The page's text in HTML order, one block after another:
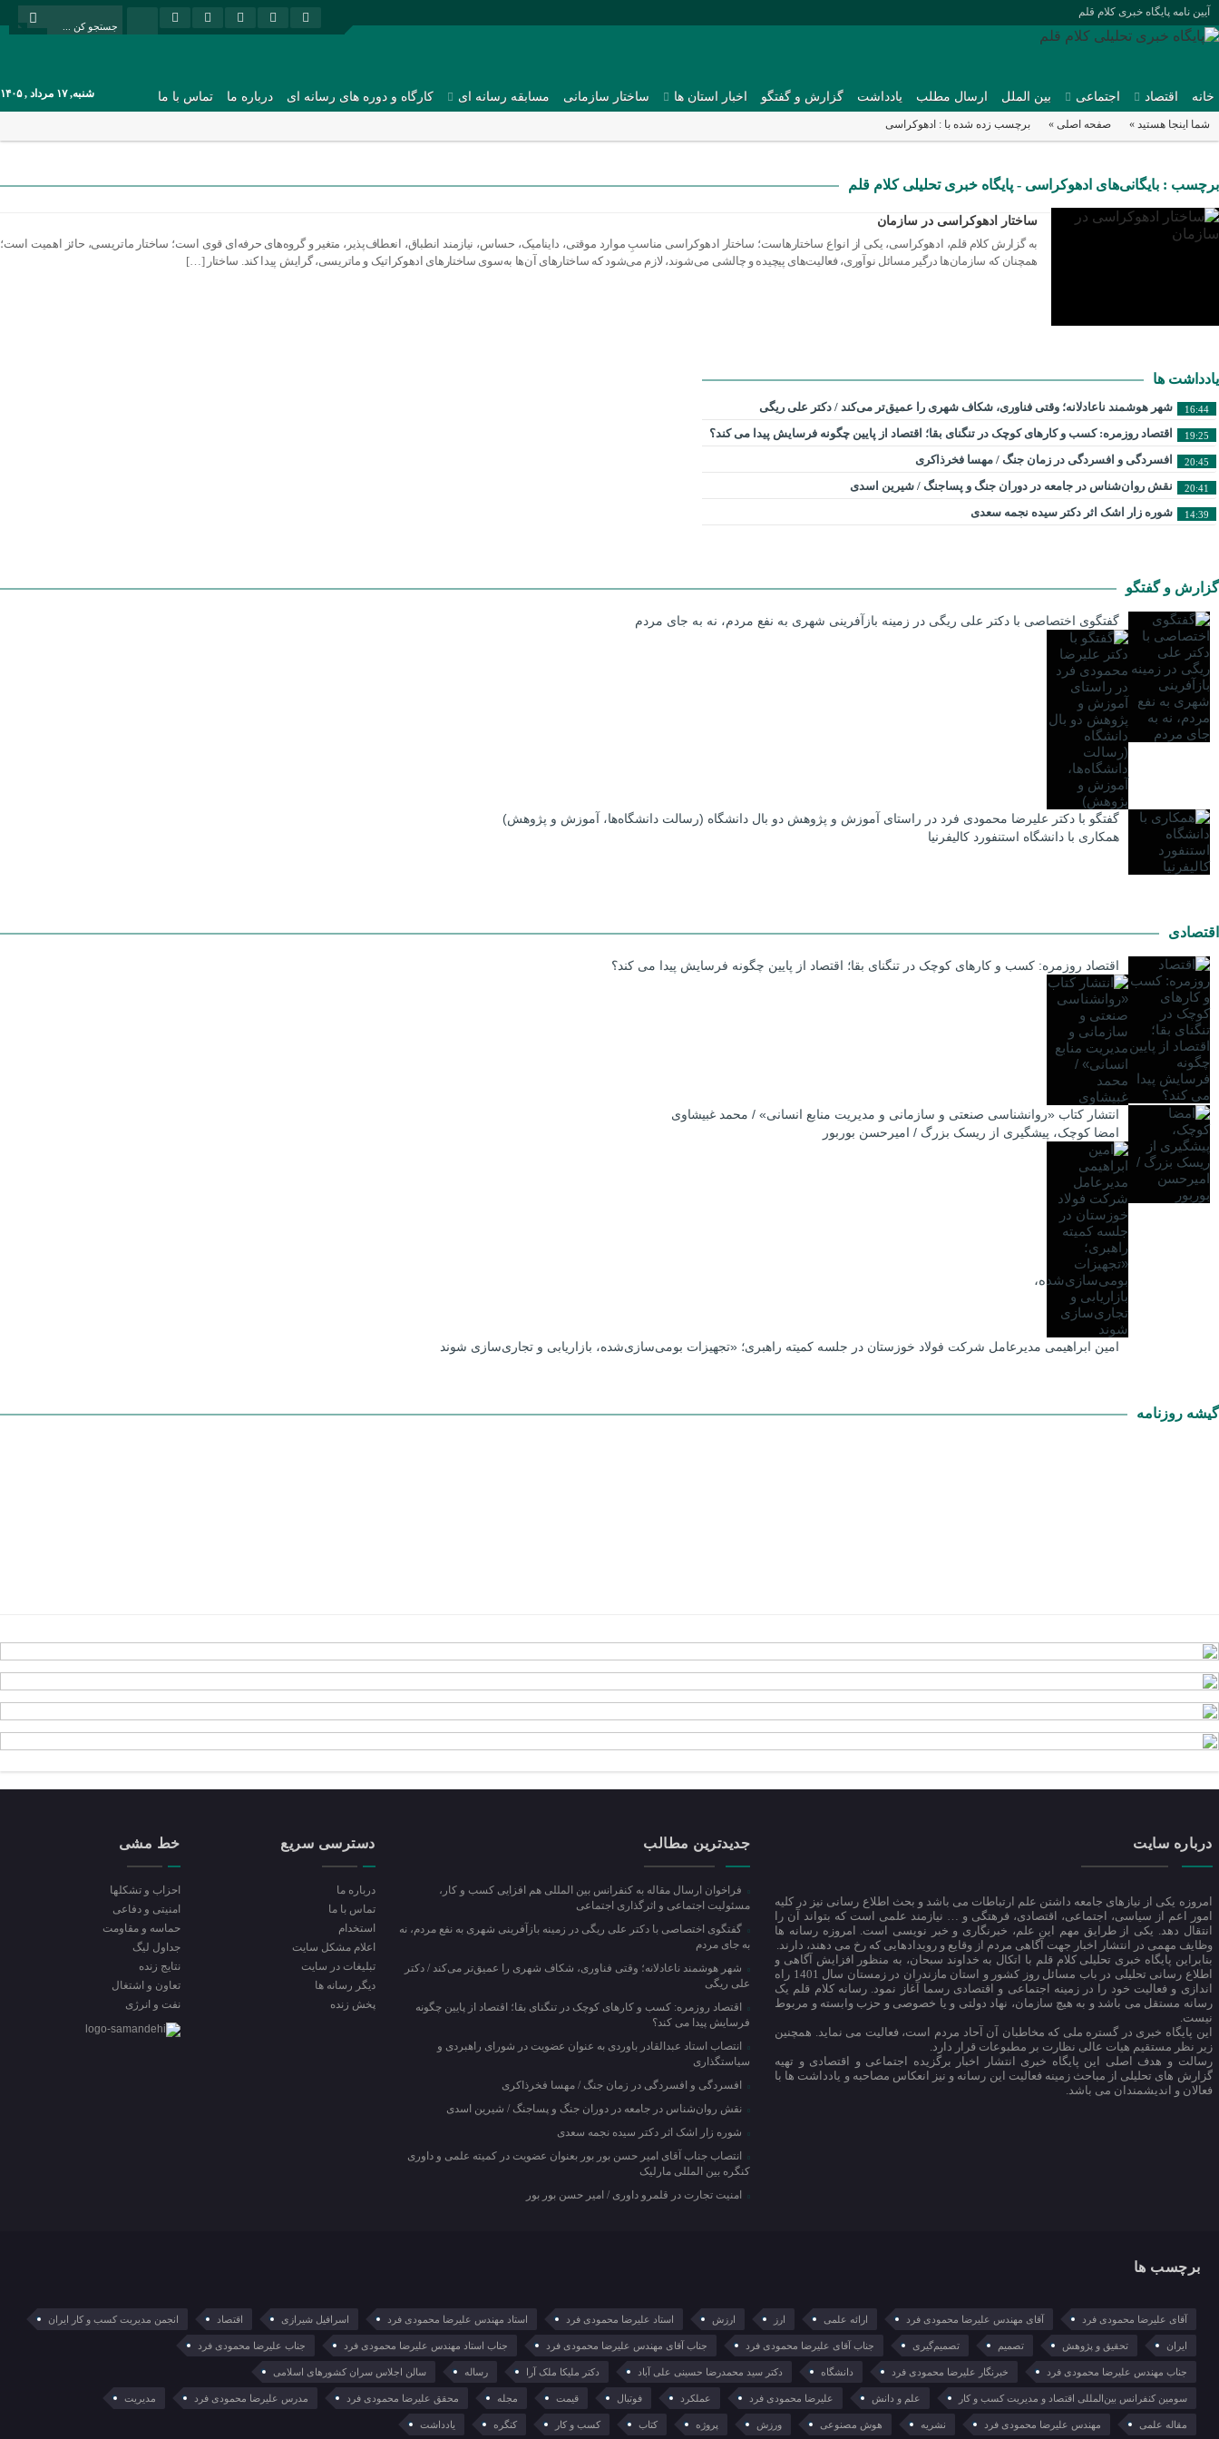
آیین نامه پایگاه خبری کلام قلم
خانه اقتصاد اجتماعی بین الملل ارسال مطلب یادداشت گزارش و گفتگو اخبار استان ها ساختار سازمانی مسابقه رسانه ای کارگاه و دوره های رسانه ای درباره ما تماس با ما شنبه, ۱۷ مرداد , ۱۴۰۵
شما اینجا هستید » صفحه اصلی » برچسب زده شده با : ادهوکراسی
برچسب : بایگانی‌های ادهوکراسی - پایگاه خبری تحلیلی کلام قلم
20 مارس 2024
ساختار ادهوکراسی در سازمان
به گزارش کلام قلم، ادهوکراسی، یکی از انواع ساختارهاست؛ ساختار ادهوکراسی مناسبِ موارد موقتی، داینامیک، حساس، نیازمند انطباق، انعطاف‌پذیر، متغیر و گروه‌های حرفه‌ای قوی است؛ ساختار ماتریسی، حائز اهمیت است؛
همچنان که سازمان‌ها درگیر مسائل نوآوری، فعالیت‌های پیچیده و چالشی می‌شوند، لازم می‌شود که ساختارهای آن‌ها به‌سوی ساختارهای ادهوکراتیک و ماتریسی، گرایش پیدا کند. ساختار […]
یادداشت ها
16:44 شهر هوشمند ناعادلانه؛ وقتی فناوری، شکاف شهری را عمیق‌تر می‌کند / دکتر علی ریگی
19:25 اقتصاد روزمره: کسب‌ و کارهای کوچک در تنگنای بقا؛ اقتصاد از پایین چگونه فرسایش پیدا می کند؟
20:45 افسردگی و افسردگی در زمان جنگ / مهسا فخرذاکری
20:41 نقش روان‌شناس در جامعه در دوران جنگ و پساجنگ / شیرین اسدی
14:39 شوره زار اشک اثر دکتر سیده نجمه سعدی
گزارش و گفتگو
گفتگوی اختصاصی با دکتر علی ریگی در زمینه بازآفرینی شهری به نفع مردم، نه به جای مردم
گفتگو با دکتر علیرضا محمودی فرد در راستای آموزش و پژوهش دو بال دانشگاه (رسالت دانشگاه‌ها، آموزش و پژوهش)
همکاری با دانشگاه استنفورد کالیفرنیا
اقتصادی
اقتصاد روزمره: کسب‌ و کارهای کوچک در تنگنای بقا؛ اقتصاد از پایین چگونه فرسایش پیدا می کند؟
انتشار کتاب «روانشناسی صنعتی و سازمانی و مدیریت منابع انسانی» / محمد غبیشاوی
امضا کوچک، پیشگیری از ریسک بزرگ / امیرحسن بوربور
امین ابراهیمی مدیرعامل شرکت فولاد خوزستان در جلسه کمیته راهبری؛ «تجهیزات بومی‌سازی‌شده، بازاریابی و تجاری‌سازی شوند
گیشه روزنامه
درباره سایت
امروزه یکی از نیازهای جامعه داشتن علم ارتباطات می باشد و بحث اطلاع رسانی نیز در کلیه
امور اعم از سیاسی، اجتماعی، اقتصادی، فرهتگی و … نیازمند علمی است که بتواند آن را
انتقال دهد. یکی از طرایق مهم این علم، خبرنگاری و خبر نویسی است. امروزه رسانه ها
وظایف مهمی در انتشار اخبار جهت آگاهی مردم از وقایع و رویدادهایی که رخ می دهند، دارند.
بنابراین پایگاه خبری تحلیلی کلام قلم با اتکال به خداوند سبحان، به منظور افزایش آگاهی و
اطلاع رسانی تحلیلی در باب مسائل روز کشور و استان مازندران در زمستان سال 1401 راه
اندازی و فعالیت خود را در زمینه اجتماعی و اقتصادی رسما آغاز نمود. رسانه کلام قلم یک
رسانه مستقل می باشد و به هیچ سازمان، نهاد دولتی و یا خصوصی و حزب وابسته و مربوط
نیست.
این پایگاه خبری در گستره ملی که مخاطبان آن آحاد مردم است، فعالیت می نماید. همچنین
زیر نظر مستقیم هیات عالی نظارت بر مطبوعات قرار دارد.
رسالت و هدف اصلی این پایگاه خبری انتشار اخبار برگزیده اجتماعی و اقتصادی و تهیه
گزارش های تحلیلی از مباحث زمینه فعالیت این رسانه و نیز انعکاس مصاحبه و یادداشت ها با
فعالان و اندیشمندان می باشد.
جدیدترین مطالب
فراخوان ارسال مقاله به کنفرانس بین المللی هم افزایی کسب و کار،
مسئولیت اجتماعی و اثرگذاری اجتماعی
گفتگوی اختصاصی با دکتر علی ریگی در زمینه بازآفرینی شهری به نفع مردم، نه
به جای مردم
شهر هوشمند ناعادلانه؛ وقتی فناوری، شکاف شهری را عمیق‌تر می‌کند / دکتر
علی ریگی
اقتصاد روزمره: کسب‌ و کارهای کوچک در تنگنای بقا؛ اقتصاد از پایین چگونه
فرسایش پیدا می کند؟
انتصاب استاد عبدالقادر باوردی به عنوان عضویت در شورای راهبردی و
سیاستگذاری
افسردگی و افسردگی در زمان جنگ / مهسا فخرذاکری
نقش روان‌شناس در جامعه در دوران جنگ و پساجنگ / شیرین اسدی
شوره زار اشک اثر دکتر سیده نجمه سعدی
انتصاب جناب آقای امیر حسن بور بور بعنوان عضویت در کمیته علمی و داوری
کنگره بین المللی مارلیک
امنیت تجارت در قلمرو داوری / امیر حسن بور بور
دسترسی سریع
درباره ما
تماس با ما
استخدام
اعلام مشکل سایت
تبلیغات در سایت
ديگر رسانه ها
پخش زنده
خط مشی
احزاب و تشکلها
امنیتی و دفاعی
حماسه و مقاومت
جداول لیگ
نتایج زنده
تعاون و اشتغال
نفت و انرژی
برچسب ها
آقای علیرضا محمودی فرد آقای مهندس علیرضا محمودی فرد ارائه علمی ارز ارزش استاد علیرضا محمودی فرد استاد مهندس علیرضا محمودی فرد اسرافیل شیرازی اقتصاد انجمن مدیریت کسب و کار ایران
ایران تحقیق و پژوهش تصمیم تصمیم‌گیری جناب آقای علیرضا محمودی فرد جناب آقای مهندس علیرضا محمودی فرد جناب استاد مهندس علیرضا محمودی فرد جناب علیرضا محمودی فرد
جناب مهندس علیرضا محمودی فرد خبرنگار علیرضا محمودی فرد دانشگاه دکتر سید محمدرضا حسینی علی آباد دکتر ملیکا ملک آرا رساله سالن اجلاس سران کشورهای اسلامی
سومین کنفرانس بین‌المللی اقتصاد و مدیریت کسب و کار علم و دانش علیرضا محمودی فرد عملکرد فوتبال قیمت مجله محقق علیرضا محمودی فرد مدرس علیرضا محمودی فرد مدیریت
مقاله علمی مهندس علیرضا محمودی فرد نشریه هوش مصنوعی ورزش پروژه کتاب کسب و کار کنگره یادداشت